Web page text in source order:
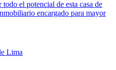
el potencial de esta casa de
encargado para mayor
Lima